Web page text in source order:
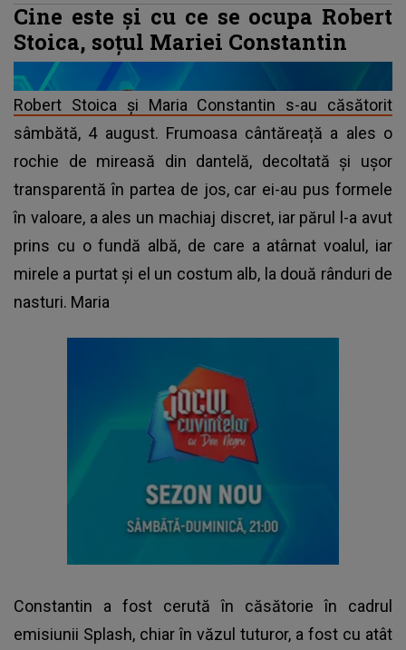
Cine este și cu ce se ocupa Robert
Stoica, soțul Mariei Constantin
Robert Stoica și Maria Constantin s-au căsătorit
sâmbătă, 4 august. Frumoasa cântăreață a ales o
rochie de mireasă din dantelă, decoltată și ușor
transparentă în partea de jos, car ei-au pus formele
în valoare, a ales un machiaj discret, iar părul l-a avut
prins cu o fundă albă, de care a atârnat voalul, iar
mirele a purtat și el un costum alb, la două rânduri de
nasturi. Maria
Constantin a fost cerută în căsătorie în cadrul
emisiunii Splash, chiar în văzul tuturor, a fost cu atât